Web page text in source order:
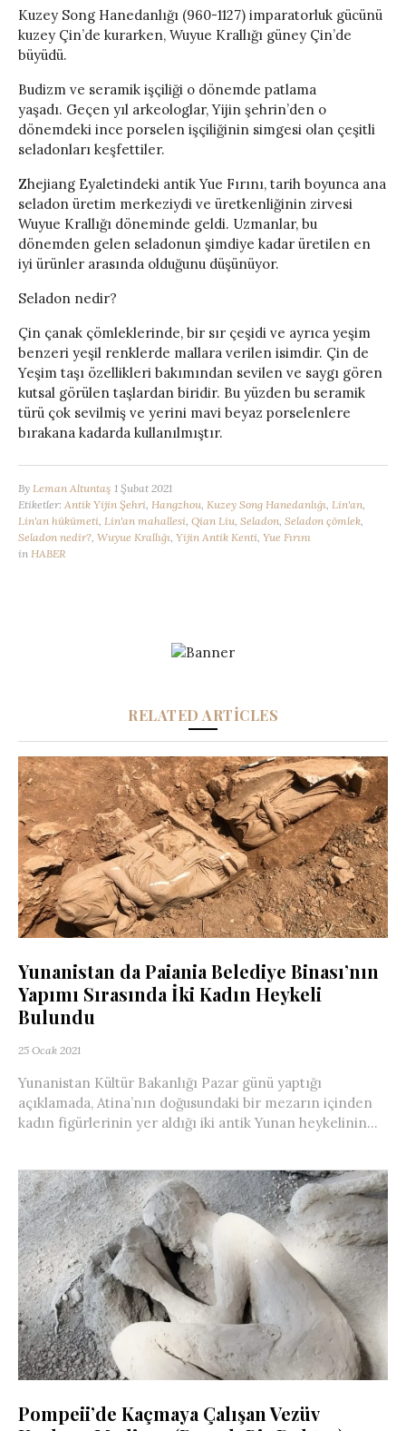
Kuzey Song Hanedanlığı (960-1127) imparatorluk gücünü
kuzey Çin’de kurarken, Wuyue Krallığı güney Çin’de
büyüdü.
Budizm ve seramik işçiliği o dönemde patlama
yaşadı. Geçen yıl arkeologlar, Yijin şehrin’den o
dönemdeki ince porselen işçiliğinin simgesi olan çeşitli
seladonları keşfettiler.
Zhejiang Eyaletindeki antik Yue Fırını, tarih boyunca ana
seladon üretim merkeziydi ve üretkenliğinin zirvesi
Wuyue Krallığı döneminde geldi. Uzmanlar, bu
dönemden gelen seladonun şimdiye kadar üretilen en
iyi ürünler arasında olduğunu düşünüyor.
Seladon nedir?
Çin çanak çömleklerinde, bir sır çeşidi ve ayrıca yeşim
benzeri yeşil renklerde mallara verilen isimdir. Çin de
Yeşim taşı özellikleri bakımından sevilen ve saygı gören
kutsal görülen taşlardan biridir. Bu yüzden bu seramik
türü çok sevilmiş ve yerini mavi beyaz porselenlere
bırakana kadarda kullanılmıştır.
By Leman Altuntaş 1 Şubat 2021
Etiketler: Antik Yijin Şehri Hangzhou Kuzey Song Hanedanlığı Lin'an
Lin'an hükümeti Lin'an mahallesi Qian Liu Seladon Seladon çömlek
Seladon nedir? Wuyue Krallığı Yijin Antik Kenti Yue Fırını
in HABER
RELATED ARTICLES
Yunanistan da Paiania Belediye Binası’nın
Yapımı Sırasında İki Kadın Heykeli
Bulundu
25 Ocak 2021
Yunanistan Kültür Bakanlığı Pazar günü yaptığı
açıklamada, Atina’nın doğusundaki bir mezarın içinden
kadın figürlerinin yer aldığı iki antik Yunan heykelinin...
Pompeii’de Kaçmaya Çalışan Vezüv